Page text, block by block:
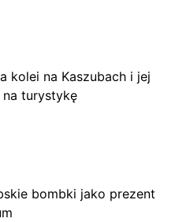
kolei na Kaszubach i jej
na turystykę
bombki jako prezent